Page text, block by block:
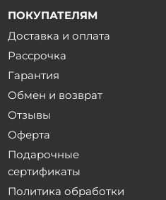
ПОКУПАТЕЛЯМ
Доставка и оплата
Рассрочка
Гарантия
Обмен и возврат
Отзывы
Оферта
Подарочные
сертификаты
Политика обработки